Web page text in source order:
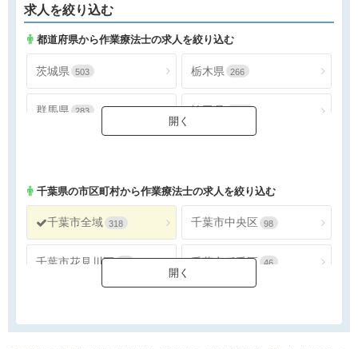
求人を絞り込む
都道府県から作業療法士の求人を絞り込む
茨城県 503 栃木県 266
群馬県 283 埼玉県
神奈川県 2242
千葉県の市区町村から作業療法士の求人を絞り込む
千葉市全域 318 千葉市中央区 98
千葉市花見川区 千葉市稲毛区 46